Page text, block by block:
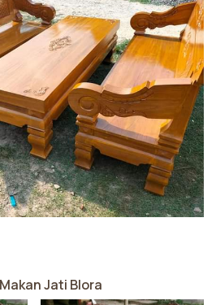
Jati Blora